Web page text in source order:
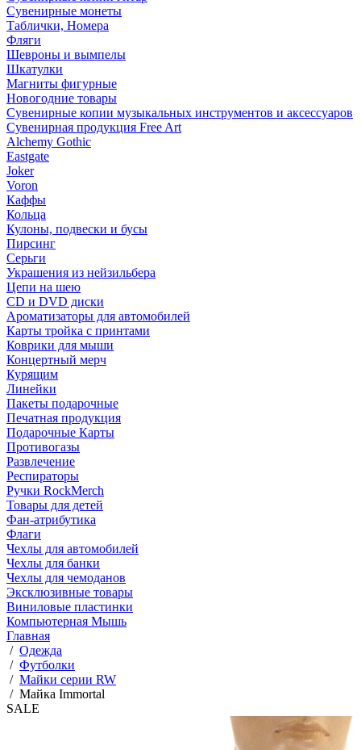
Сувенирные монеты
Таблички, Номера
Фляги
Шевроны и вымпелы
Шкатулки
Магниты фигурные
Новогодние товары
Сувенирные копии музыкальных инструментов и аксессуаров
Сувенирная продукция Free Art
Alchemy Gothic
Eastgate
Joker
Voron
Каффы
Кольца
Кулоны, подвески и бусы
Пирсинг
Серьги
Украшения из нейзильбера
Цепи на шею
CD и DVD диски
Ароматизаторы для автомобилей
Карты тройка с принтами
Коврики для мыши
Концертный мерч
Курящим
Линейки
Пакеты подарочные
Печатная продукция
Подарочные Карты
Противогазы
Развлечение
Респираторы
Ручки RockMerch
Товары для детей
Фан-атрибутика
Флаги
Чехлы для автомобилей
Чехлы для банки
Чехлы для чемоданов
Эксклюзивные товары
Виниловые пластинки
Компьютерная Мышь
Главная
/ Одежда
/ Футболки
/ Майки серии RW
/ Майка Immortal
SALE